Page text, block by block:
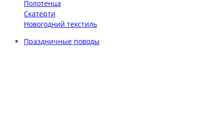
Полотенца
Скатерти
Новогодний текстиль
Праздничные поводы